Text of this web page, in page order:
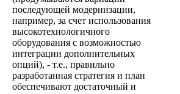
последующей модернизации,
например, за счет использования
высокотехнологичного
оборудования с возможностью
интеграции дополнительных
опций), - т.е., правильно
разработанная стратегия и план
обеспечивают достаточный и